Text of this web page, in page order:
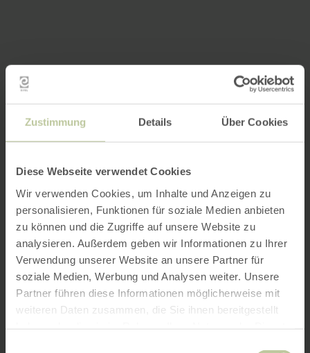
Zustimmung Details Über Cookies
Diese Webseite verwendet Cookies
Wir verwenden Cookies, um Inhalte und Anzeigen zu
personalisieren, Funktionen für soziale Medien anbieten
zu können und die Zugriffe auf unsere Website zu
analysieren. Außerdem geben wir Informationen zu Ihrer
Verwendung unserer Website an unsere Partner für
soziale Medien, Werbung und Analysen weiter. Unsere
Partner führen diese Informationen möglicherweise mit
weiteren Daten zusammen, die Sie ihnen bereitgestellt